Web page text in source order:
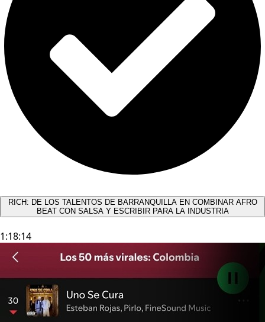
RICH: DE LOS TALENTOS DE BARRANQUILLA EN COMBINAR AFRO
BEAT CON SALSA Y ESCRIBIR PARA LA INDUSTRIA
1:18:14